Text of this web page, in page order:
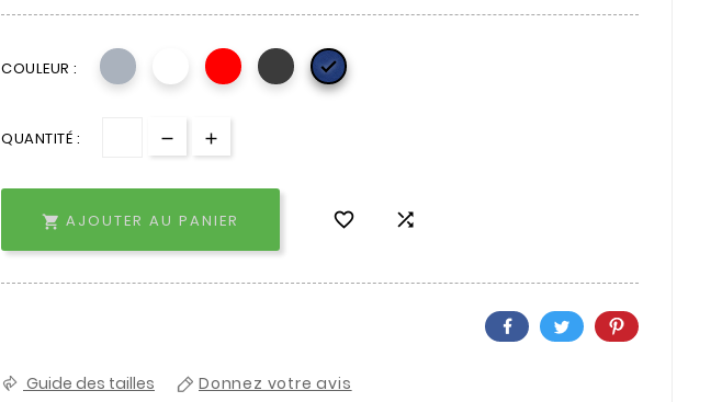
COULEUR : 
QUANTITÉ :
 AJOUTER AU PANIER  
Guide des tailles Donnez votre avis